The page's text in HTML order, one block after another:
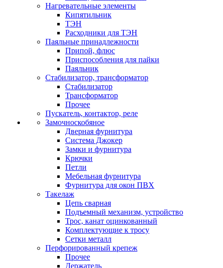
Нагревательные элементы
Кипятильник
ТЭН
Расходники для ТЭН
Паяльные принадлежности
Припой, флюс
Приспособления для пайки
Паяльник
Стабилизатор, трансформатор
Стабилизатор
Трансформатор
Прочее
Пускатель, контактор, реле
Замочноскобяное
Дверная фурнитура
Система Джокер
Замки и фурнитура
Крючки
Петли
Мебельная фурнитура
Фурнитура для окон ПВХ
Такелаж
Цепь сварная
Подъемный механизм, устройство
Трос, канат оцинкованный
Комплектующие к тросу
Сетки металл
Перфорированный крепеж
Прочее
Держатель